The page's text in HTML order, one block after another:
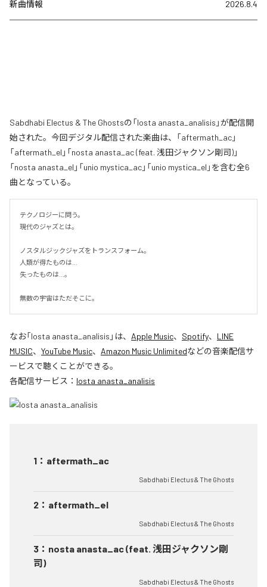
新曲情報 2026.8.4
Sabdhabi Electus & The Ghostsの「losta anasta_analisis」が配信開
始された。今回デジタル配信された楽曲は、「aftermath_ac」
「aftermath_el」「nosta anasta_ac (feat. 浅田ジャクソン剛司)」
「nosta anasta_el」「unio mystica_ac」「unio mystica_el」を含む全6
曲となっている。
テクノロジーに問う。
現代のジャズとは。
ノスタルジックジャズをトランスフォーム。
人類が得たものは...
失ったものは...。
無数の宇宙はただそこに。
なお「losta anasta_analisis 」は、 Apple Music、 Spotify、 LINE
MUSIC、 YouTube Music、 Amazon Music Unlimitedなどの音楽配信サ
ービスで聴くことができる。
各配信サービス： losta anasta_analisis
1 ： aftermath_ac
Sabdhabi Electus & The Ghosts
2 ： aftermath_el
Sabdhabi Electus & The Ghosts
3 ： nosta anasta_ac (feat. 浅田ジャクソン剛
司)
Sabdhabi Electus & The Ghosts